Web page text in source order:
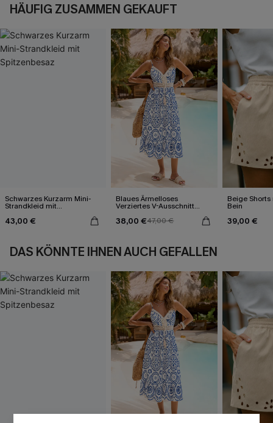
HÄUFIG ZUSAMMEN GEKAUFT
Schwarzes Kurzarm Mini-
Strandkleid mit
43,00 €
Blaues Ärmelloses
Verziertes V-Ausschnitt
38,00 €47,00 €
Beige
Bein
39,00 €
DAS KÖNNTE IHNEN AUCH GEFALLEN